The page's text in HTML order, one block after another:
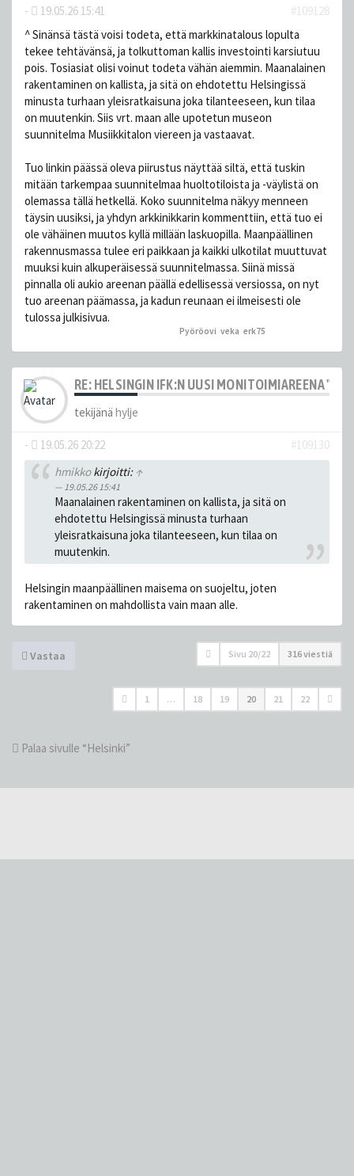
-
19.05.26 15:41
#109128
^ Sinänsä tästä voisi todeta, että markkinatalous lopulta
tekee tehtävänsä, ja tolkuttoman kallis investointi karsiutuu
pois. Tosiasiat olisi voinut todeta vähän aiemmin. Maanalainen
rakentaminen on kallista, ja sitä on ehdotettu Helsingissä
minusta turhaan yleisratkaisuna joka tilanteeseen, kun tilaa
on muutenkin. Siis vrt. maan alle upotetun museon
suunnitelma Musiikkitalon viereen ja vastaavat.
Tuo linkin päässä oleva piirustus näyttää siltä, että tuskin
mitään tarkempaa suunnitelmaa huoltotiloista ja -väylistä on
olemassa tällä hetkellä. Koko suunnitelma näkyy menneen
täysin uusiksi, ja yhdyn arkkinikkarin kommenttiin, että tuo ei
ole vähäinen muutos kyllä millään laskuopilla. Maanpäällinen
rakennusmassa tulee eri paikkaan ja kaikki ulkotilat muuttuvat
muuksi kuin alkuperäisessä suunnitelmassa. Siinä missä
pinnalla oli aukio areenan päällä edellisessä versiossa, on nyt
tuo areenan päämassa, ja kadun reunaan ei ilmeisesti ole
tulossa julkisivua.
Pyöröovi ,veka ,erk75
RE: HELSINGIN IFK:N UUSI MONITOIMIAREENA
tekijänä hylje
- 19.05.26 20:22
#109130
hmikkokirjoitti: ↑
19.05.26 15:41
Maanalainen rakentaminen on kallista, ja sitä on
ehdotettu Helsingissä minusta turhaan
yleisratkaisuna joka tilanteeseen, kun tilaa on
muutenkin.
Helsingin maanpäällinen maisema on suojeltu, joten
rakentaminen on mahdollista vain maan alle.
Vastaa Sivu 20/22 316 viestiä
1 … 18 19 20 21 22
Palaa sivulle “Helsinki”